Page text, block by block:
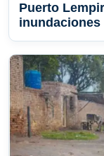
Puerto
inundaciones